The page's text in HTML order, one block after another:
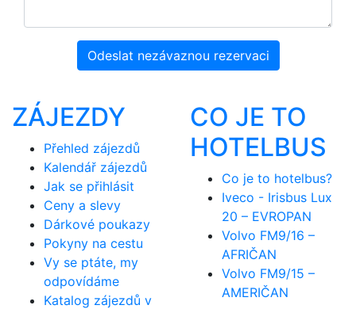
Odeslat nezávaznou rezervaci
ZÁJEZDY
Přehled zájezdů
Kalendář zájezdů
Jak se přihlásit
Ceny a slevy
Dárkové poukazy
Pokyny na cestu
Vy se ptáte, my
odpovídáme
Katalog zájezdů v
CO JE TO
HOTELBUS
Co je to hotelbus?
Iveco - Irisbus Lux
20 – EVROPAN
Volvo FM9/16 –
AFRIČAN
Volvo FM9/15 –
AMERIČAN